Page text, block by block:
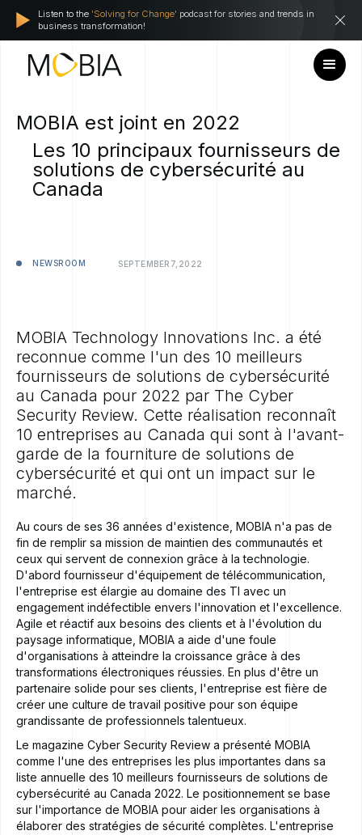
Listen to the 'Solving for Change' podcast for stories and trends in
business transformation!
MOBIA est joint en 2022
Les 10 principaux fournisseurs de
solutions de cybersécurité au
Canada
NEWSROOM SEPTEMBER 7, 2022
MOBIA Technology Innovations Inc. a été
reconnue comme l'un des 10 meilleurs
fournisseurs de solutions de cybersécurité
au Canada pour 2022 par The Cyber
Security Review. Cette réalisation reconnaît
10 entreprises au Canada qui sont à l'avant-
garde de la fourniture de solutions de
cybersécurité et qui ont un impact sur le
marché.
Au cours de ses 36 années d'existence, MOBIA n'a pas de
fin de remplir sa mission de maintien des communautés et
ceux qui servent de connexion grâce à la technologie.
D'abord fournisseur d'équipement de télécommunication,
l'entreprise est élargie au domaine des TI avec un
engagement indéfectible envers l'innovation et l'excellence.
Agile et réactif aux besoins des clients et à l'évolution du
paysage informatique, MOBIA a aide d'une foule
d'organisations à atteindre la croissance grâce à des
transformations électroniques réussies. En plus d'être un
partenaire solide pour ses clients, l'entreprise est fière de
créer une culture de travail positive pour son équipe
grandissante de professionnels talentueux.
Le magazine Cyber Security Review a présenté MOBIA
comme l'une des entreprises les plus importantes dans sa
liste annuelle des 10 meilleurs fournisseurs de solutions de
cybersécurité au Canada 2022. Le positionnement se base
sur l'importance de MOBIA pour aider les organisations à
élaborer des stratégies de sécurité complètes. L'entreprise